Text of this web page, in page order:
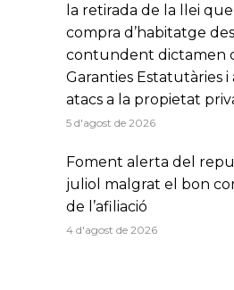
la retirada de la llei
compra d’habitatge
contundent dictamen
Garanties Estatutàries
atacs a la propietat
5 d'agost de 2026
Foment alerta del
juliol malgrat el bon
de l’afiliació
4 d'agost de 2026